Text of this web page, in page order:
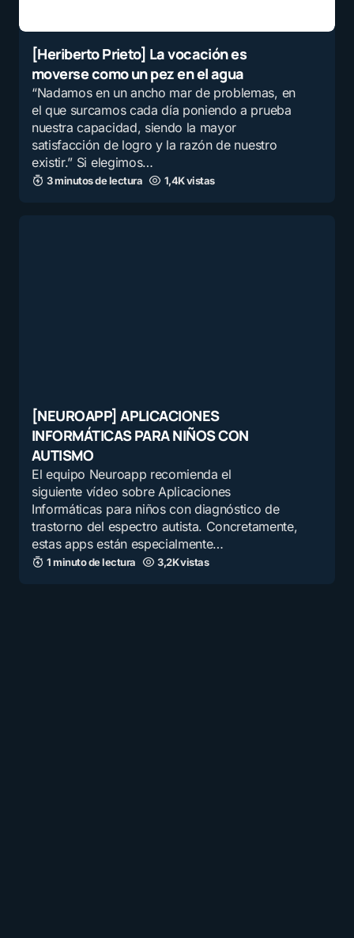
[Heriberto Prieto] La vocación es
moverse como un pez en el agua
“Nadamos en un ancho mar de problemas, en
el que surcamos cada día poniendo a prueba
nuestra capacidad, siendo la mayor
satisfacción de logro y la razón de nuestro
existir.” Si elegimos…
3 minutos de lectura 1,4K vistas
[NEUROAPP] APLICACIONES
INFORMÁTICAS PARA NIÑOS CON
AUTISMO
El equipo Neuroapp recomienda el
siguiente vídeo sobre Aplicaciones
Informáticas para niños con diagnóstico de
trastorno del espectro autista. Concretamente,
estas apps están especialmente…
1 minuto de lectura 3,2K vistas